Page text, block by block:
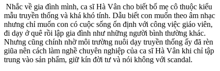
Nhắc về gia đình mình, ca sĩ Hà Vân cho biết bố mẹ cô thuộc kiểu
mẫu truyền thống và khá khó tính. Dẫu biết con muốn theo âm nhạc
nhưng chỉ muốn con có cuộc sống ổn định với công việc giáo viên,
đi dạy ở quê rồi lập gia đình như những người bình thường khác.
Nhưng cũng chính nhờ môi trường nuôi dạy truyền thống ấy đã rèn
giũa nên cách làm nghề chuyên nghiệp của ca sĩ Hà Vân khi chỉ tập
trung vào sản phẩm, giữ kín đời tư và nói không với scandal.